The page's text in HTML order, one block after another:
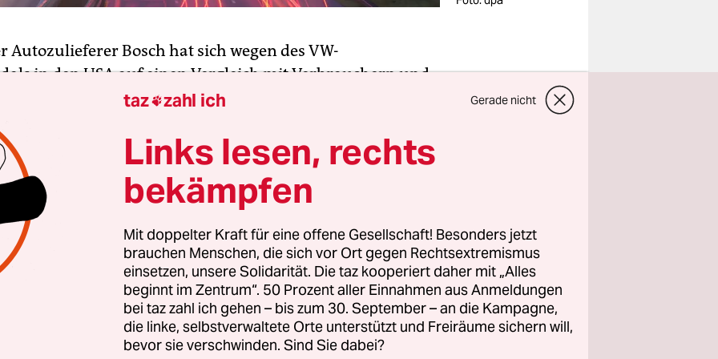
Autozulieferer Bosch hat sich wegen des VW-
in den USA auf einen Vergleich mit Verbrauchern und
geeinigt. Das Unternehmen zahle
Millionen Dollar (305 Millionen Euro), teilte Bosch am
Der Konzern hatte Volkswagen für die vom
betroffenen Motoren Softwarekomponenten geliefert.
muss den Angaben zufolge noch vom
US-Bundesrichter Charles Breyer in San Francisco
Für die Prüfung sei ein Gerichtstermin am 14.
worden. Das Unternehmen betonte, mit der
„erkennt Bosch weder den von den Klägern
Sachverhalt an, noch räumt Bosch Schuld ein“.
taz zahl ich Gerade nicht
Links lesen, rechts
bekämpfen
Mit doppelter Kraft für eine offene Gesellschaft! Besonders jetzt
brauchen Menschen, die sich vor Ort gegen Rechtsextremismus
einsetzen, unsere Solidarität. Die taz kooperiert daher mit „Alles
beginnt im Zentrum“. 50 Prozent aller Einnahmen aus Anmeldungen
bei taz zahl ich gehen – bis zum 30. September – an die Kampagne,
die linke, selbstverwaltete Orte unterstützt und Freiräume sichern will,
bevor sie verschwinden. Sind Sie dabei?